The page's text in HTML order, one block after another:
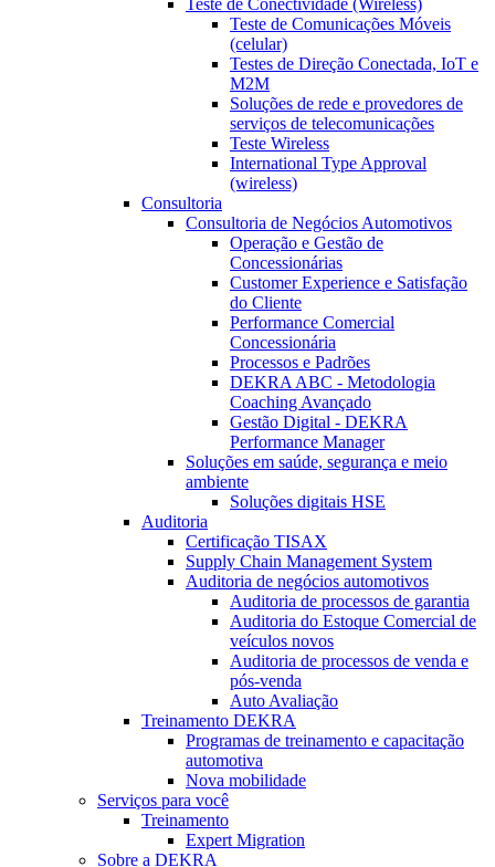
Teste de Conectividade (Wireless)
Teste de Comunicações Móveis
(celular)
Testes de Direção Conectada, IoT e
M2M
Soluções de rede e provedores de
serviços de telecomunicações
Teste Wireless
International Type Approval
(wireless)
Consultoria
Consultoria de Negócios Automotivos
Operação e Gestão de
Concessionárias
Customer Experience e Satisfação
do Cliente
Performance Comercial
Concessionária
Processos e Padrões
DEKRA ABC - Metodologia
Coaching Avançado
Gestão Digital - DEKRA
Performance Manager
Soluções em saúde, segurança e meio
ambiente
Soluções digitais HSE
Auditoria
Certificação TISAX
Supply Chain Management System
Auditoria de negócios automotivos
Auditoria de processos de garantia
Auditoria do Estoque Comercial de
veículos novos
Auditoria de processos de venda e
pós-venda
Auto Avaliação
Treinamento DEKRA
Programas de treinamento e capacitação
automotiva
Nova mobilidade
Serviços para você
Treinamento
Expert Migration
Sobre a DEKRA